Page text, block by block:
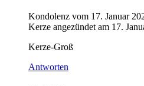
Kondolenz vom 17. Januar
Kerze angezündet am 17.
Kerze-Groß
Antworten